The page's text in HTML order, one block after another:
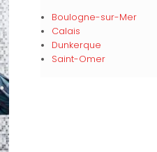
Boulogne-sur-Mer
Calais
Dunkerque
Saint-Omer